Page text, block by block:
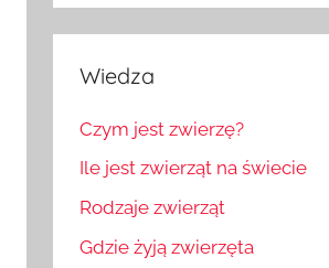
Wiedza
Czym jest zwierzę?
Ile jest zwierząt na świecie
Rodzaje zwierząt
Gdzie żyją zwierzęta